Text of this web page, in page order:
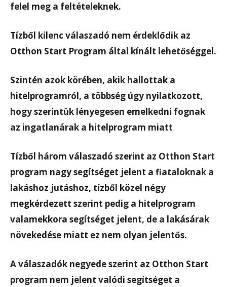
felel meg a feltételeknek.
Tízből kilenc válaszadó nem érdeklődik az
Otthon Start Program által kínált lehetőséggel.
Szintén azok körében, akik hallottak a
hitelprogramról, a többség úgy nyilatkozott,
hogy szerintük lényegesen emelkedni fognak
az ingatlanárak a hitelprogram miatt.
Tízből három válaszadó szerint az Otthon Start
program nagy segítséget jelent a fiataloknak a
lakáshoz jutáshoz, tízből közel négy
megkérdezett szerint pedig a hitelprogram
valamekkora segítséget jelent, de a lakásárak
növekedése miatt ez nem olyan jelentős.
A válaszadók negyede szerint az Otthon Start
program nem jelent valódi segítséget a